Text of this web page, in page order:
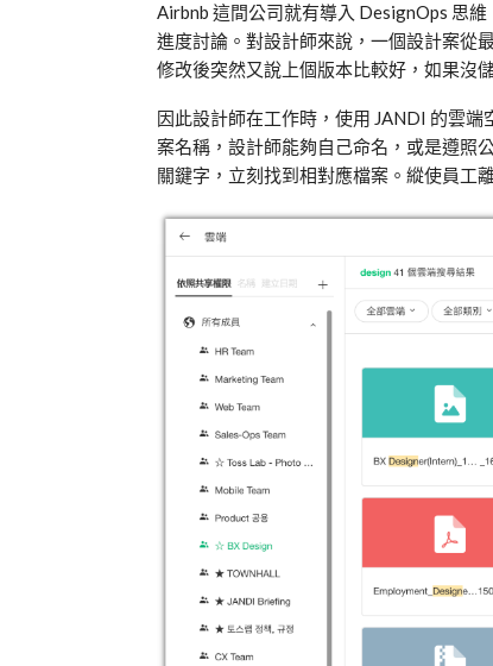
Airbnb 這間公司就有導入 DesignOps 思維
進度討論。對設計師來說，一個設計案從
修改後突然又說上個版本比較好，如果沒
因此設計師在工作時，使用 JANDI 的雲端
案名稱，設計師能夠自己命名，或是遵照
關鍵字，立刻找到相對應檔案。縱使員工